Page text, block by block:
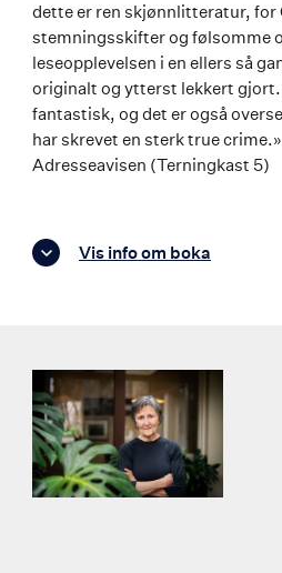
dette er ren skjønnlitteratur, for
stemningsskifter og følsomme
leseopplevelsen i en ellers så
originalt og ytterst lekkert gjort.
fantastisk, og det er også
har skrevet en sterk true
Adresseavisen (Terningkast 5)
Vis info om boka